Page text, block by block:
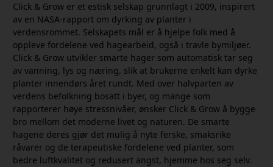
Click & Grow er et estisk selskap grunnlagt i 2009, inspirert
av en NASA-rapport om dyrking av planter i
verdensrommet. Selskapets mål er å hjelpe folk med å
oppleve fordelene ved hagearbeid, også i travle bymiljøer.
Click & Grow utvikler smarte hager som automatisk tar seg
av vanning, lys og næring, slik at brukerne enkelt kan dyrke
planter innendørs året rundt. Med over halvparten av
verdens befolkning bosatt i byer, og mange som
rapporterer høye stressnivåer, ønsker Click & Grow å bygge
bro mellom det moderne livet og naturen. De smarte
hagene deres gjør det mulig å nyte ferske, smaksrike
råvarer og de terapeutiske fordelene ved planter, som
bedre luftkvalitet og redusert angst, hjemme hos seg selv.